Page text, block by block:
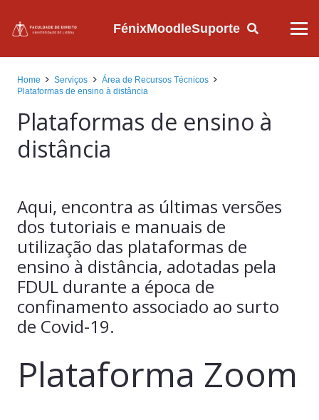
FénixMoodleSuporte
Home Serviços
Área de Recursos Técnicos
Plataformas de ensino à distância
Plataformas de ensino à
distância
Aqui, encontra as últimas versões
dos tutoriais e manuais de
utilização das plataformas de
ensino à distância, adotadas pela
FDUL durante a época de
confinamento associado ao surto
de Covid-19.
Plataforma Zoom